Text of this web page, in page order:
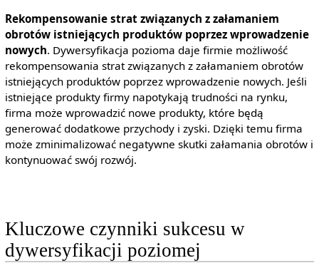
Rekompensowanie strat związanych z załamaniem
obrotów istniejących produktów poprzez wprowadzenie
nowych. Dywersyfikacja pozioma daje firmie możliwość
rekompensowania strat związanych z załamaniem obrotów
istniejących produktów poprzez wprowadzenie nowych. Jeśli
istniejące produkty firmy napotykają trudności na rynku,
firma może wprowadzić nowe produkty, które będą
generować dodatkowe przychody i zyski. Dzięki temu firma
może zminimalizować negatywne skutki załamania obrotów i
kontynuować swój rozwój.
Kluczowe czynniki sukcesu w
dywersyfikacji poziomej